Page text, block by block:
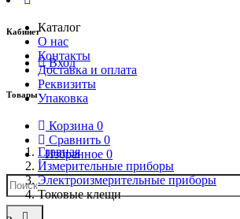
Кабинет
Вход
Товары
Корзина 0
Сравнить 0
Избранное 0
Каталог
О нас
Контакты
Доставка и оплата
Реквизиты
Упаковка
Главная
Измерительные приборы
Электроизмерительные приборы
Токовые клещи